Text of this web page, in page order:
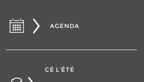
AGENDA
CÉ L’ÉTÉ